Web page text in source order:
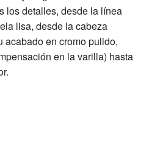
los detalles, desde la línea
lisa, desde la cabeza
acabado en cromo pulido,
en la varilla) hasta